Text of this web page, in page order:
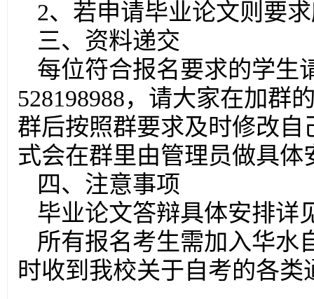
2、若申请毕业论文则要
三、资料递交
每位符合报名要求的学生
528198988，请大家在加群
群后按照群要求及时修改
式会在群里由管理员做具体
四、注意事项
毕业论文答辩具体安排详
所有报名考生需加入华水
时收到我校关于自考的各类